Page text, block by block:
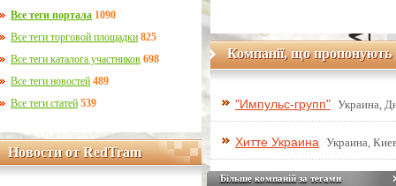
Все теги портала 1090
Все теги торговой площадки 825
Все теги каталога участников 698
Все теги новостей 489
Все теги статей 539
Новости от RedTram
Новости от RedTram
Компанії, що пропонують
"Импульс-групп" Украина,
Хитте Украина Украина,
Більше компаній за тегами